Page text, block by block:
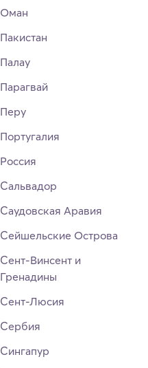
Оман
Пакистан
Палау
Парагвай
Перу
Португалия
Россия
Сальвадор
Саудовская Аравия
Сейшельские Острова
Сент-Винсент и
Гренадины
Сент-Люсия
Сербия
Сингапур